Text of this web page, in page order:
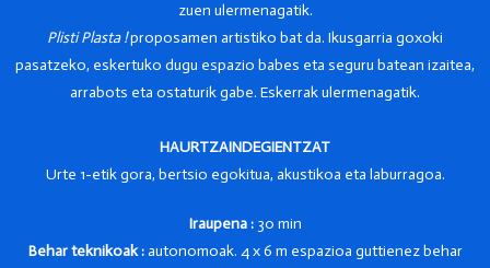
zuen ulermenagatik.
Plisti Plasta !proposamen artistiko bat da. Ikusgarria goxoki
pasatzeko, eskertuko dugu espazio babes eta seguru batean izaitea,
arrabots eta ostaturik gabe. Eskerrak ulermenagatik.
HAURTZAINDEGIENTZAT
Urte 1-etik gora, bertsio egokitua, akustikoa eta laburragoa.
Iraupena : 30 min
Behar teknikoak:autonomoak. 4 x 6 m espazioa guttienez behar